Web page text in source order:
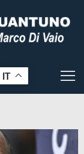
IT